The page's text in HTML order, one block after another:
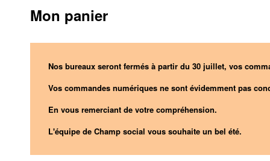
Mon panier
Nos bureaux seront fermés à partir du 30 juillet, vos
Vos commandes numériques ne sont évidemment pas
En vous remerciant de votre compréhension.
L'équipe de Champ social vous souhaite un bel été.